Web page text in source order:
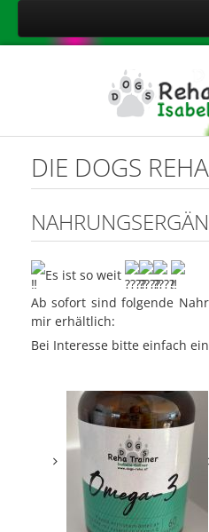
Kontakt
Impressum
Datenschutzerklärung
Onlineshop
DIE DOGS
Es ist so weit
Ab sofort sind folgende
mir erhältlich:
Bei Interesse bitte einfach